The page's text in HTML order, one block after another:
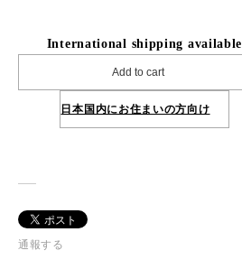
International shipping available
Add to cart
日本国内にお住まいの方向け
通報する